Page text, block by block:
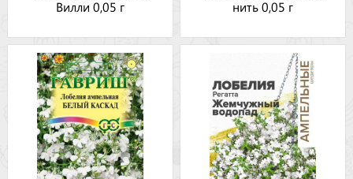
Вилли 0,05 г
нить 0,05 г